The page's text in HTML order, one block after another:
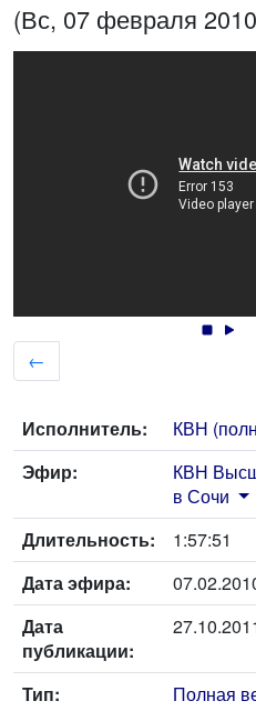
(Вс, 07 февраля
←
Исполнитель:
КВН
Эфир:
КВН
в Сочи
Длительность:
1:57:51
Дата эфира:
Дата
публикации:
Тип:
Полная